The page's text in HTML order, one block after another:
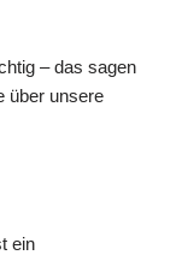
– das sagen
über unsere
ein